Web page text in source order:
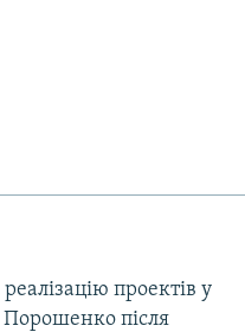
проектів у
після